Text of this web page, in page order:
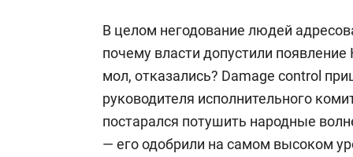
В целом негодование людей
почему власти допустили
мол, отказались? Damage control
руководителя исполнительного
постарался потушить народные
— его одобрили на самом высоком